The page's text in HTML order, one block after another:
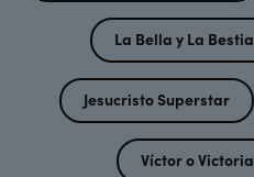
La Bella y La Bestia
Jesucristo Superstar
Víctor o Victoria